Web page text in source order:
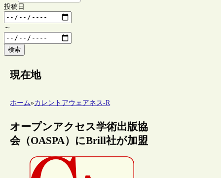
投稿日
～
検索
現在地
ホーム»カレントアウェアネス-R
オープンアクセス学術出版協
会（OASPA）にBrill社が加盟